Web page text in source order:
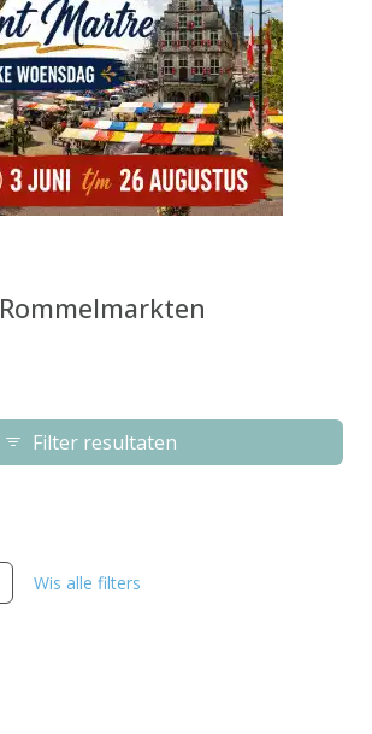
Rommelmarkten
Filter resultaten
Wis alle filters